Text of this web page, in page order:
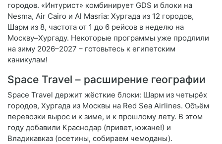
городов. «Интурист» комбинирует GDS и блоки на
Nesma, Air Cairo и Al Masria: Хургада из 12 городов,
Шарм из 8, частота от 1 до 6 рейсов в неделю на
Москву–Хургаду. Некоторые программы уже продлили
на зиму 2026–2027 – готовьтесь к египетским
каникулам!
Space Travel – расширение географии
Space Travel держит жёсткие блоки: Шарм из четырёх
городов, Хургада из Москвы на Red Sea Airlines. Объём
перевозки вырос и к зиме, и к прошлому лету. В этом
году добавили Краснодар (привет, южане!) и
Владикавказ (осетины, собираем чемоданы).